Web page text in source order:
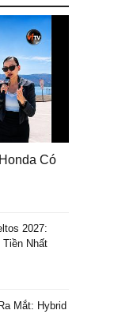
Có
2027:
Nhất
Mắt: Hybrid